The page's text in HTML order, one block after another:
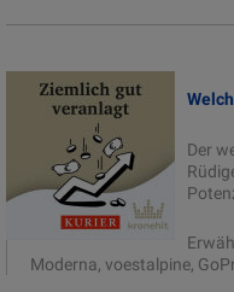
Der
Moderna, voestalpine,